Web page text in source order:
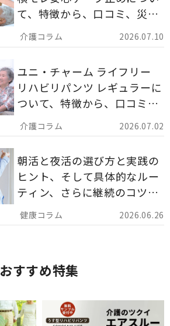
2026.07.10
て、特徴から、口コミ、災害
備蓄としての活用法まで分か
りやすく解説します。
2026.07.02
ユニ・チャーム ライフリー
リハビリパンツ レギュラーに
ついて、特徴から、口コミ、
災害備蓄としての活用法まで
分かりやすく解説します。
2026.06.26
朝活と夜活の選び方と実践の
ヒント、そして具体的なルー
ティン、さらに継続のコツま
でを詳しくご紹介します。
おすすめ特集